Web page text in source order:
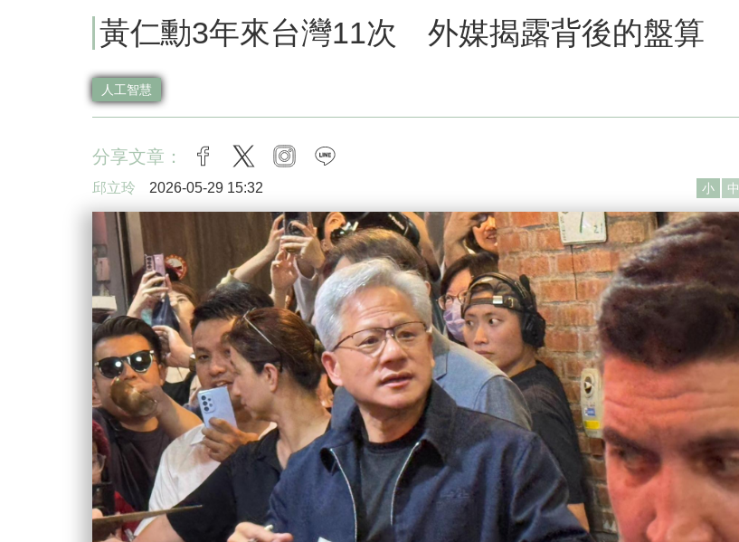
黃仁勳3年來台灣11次 外媒揭露背後的盤算
人工智慧
分享文章： facebook
twitter instagram
邱立玲 2026-05-29 15:32 小 中